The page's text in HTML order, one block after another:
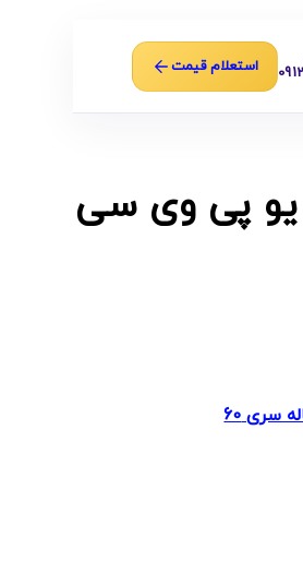
استعلام قیمت
یو پی وی سی